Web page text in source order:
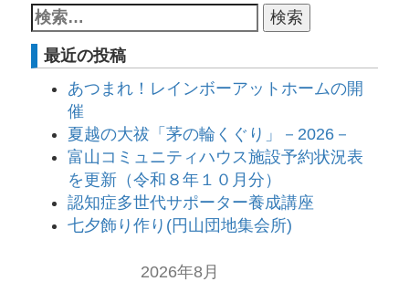
最近の投稿
あつまれ！レインボーアットホームの開
催
夏越の大祓「茅の輪くぐり」－2026－
富山コミュニティハウス施設予約状況表
を更新（令和８年１０月分）
認知症多世代サポーター養成講座
七夕飾り作り(円山団地集会所)
2026年8月